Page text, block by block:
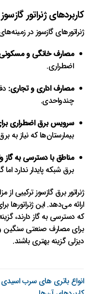
کاربردهای ژنراتور گازسوز
ژنراتورهای گازسوز در
مصارف خانگی و
اضطراری.
مصارف اداری و تجاری:
چندواحدی.
سرویس برق اضطراری
بیمارستان‌ها که نیاز به برق
مناطق با دسترسی به گاز
برق شبکه پایدار ندارد
ژنراتور برق گازسوز ترکیبی از
ارائه می‌دهد. این ژنراتورها
که دسترسی به گاز دارند،
برای مصارف صنعتی سنگین
دیزلی گزینه بهتری باشند.
انواع باتری‌ های سرب‌